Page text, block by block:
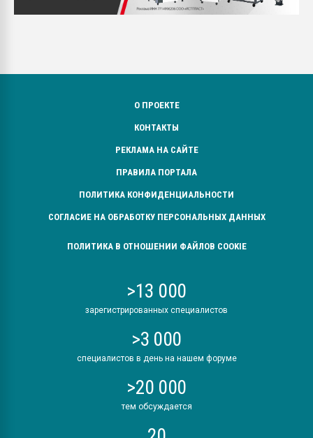
О ПРОЕКТЕ
КОНТАКТЫ
РЕКЛАМА НА САЙТЕ
ПРАВИЛА ПОРТАЛА
ПОЛИТИКА КОНФИДЕНЦИАЛЬНОСТИ
СОГЛАСИЕ НА ОБРАБОТКУ ПЕРСОНАЛЬНЫХ ДАННЫХ
ПОЛИТИКА В ОТНОШЕНИИ ФАЙЛОВ COOKIE
>13 000
зарегистрированных специалистов
>3 000
специалистов в день на нашем форуме
>20 000
тем обсуждается